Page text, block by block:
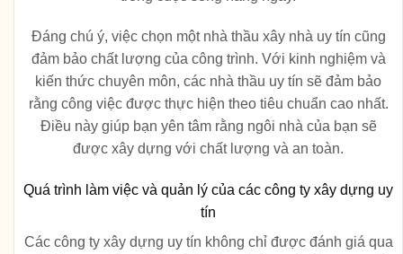
Đáng chú ý, việc chọn một nhà thầu xây nhà uy tín cũng
đảm bảo chất lượng của công trình. Với kinh nghiệm và
kiến thức chuyên môn, các nhà thầu uy tín sẽ đảm bảo
rằng công việc được thực hiện theo tiêu chuẩn cao nhất.
Điều này giúp bạn yên tâm rằng ngôi nhà của bạn sẽ
được xây dựng với chất lượng và an toàn.
Quá trình làm việc và quản lý của các công ty xây dựng uy
tín
Các công ty xây dựng uy tín không chỉ được đánh giá qua